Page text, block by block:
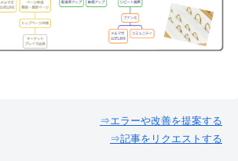
⇒エラーや改善を提案する
⇒記事をリクエストする